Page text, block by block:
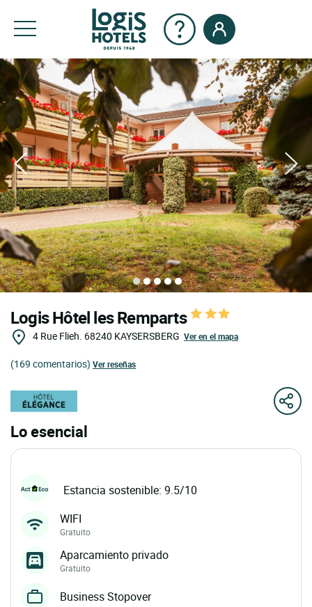
Logis Hôtel les Remparts
4 Rue Flieh. 68240 KAYSERSBERG Ver en el mapa
(169 comentarios) Ver reseñas
Lo esencial
Estancia sostenible: 9.5/10
WIFI
Gratuito
Aparcamiento privado
Gratuito
Business Stopover